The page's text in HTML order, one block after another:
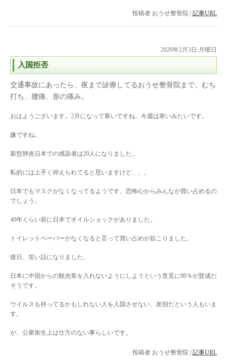
投稿者 おうせ整骨院 | 記事URL
2020年2月3日 月曜日
入国拒否
交通事故にあったら、夜まで診療してるおうせ整骨院まで。むち
打ち、腰痛、形の痛み。
おはようございます。2月になって寒いですね。今週は寒いみたいです。
嫌ですね。
新型肺炎日本での感染者は20人になりました。
私的には上手く抑えられてると思いますけど、、。
日本でもマスクがなくなってるようです。恐怖心からみんなが買い占めるの
でしょう。
40年くらい前に日本でオイルショックがありました。
トイレットペーパーがなくなると言って買い占めが起こりました。
後日、笑い話になりました。
日本に中国からの観光客を入れないようにしようという意見に80％が賛成だ
そうです。
ウイルスも持ってるかもしれない人を入国させない、差別だという人もいま
す。
が、公衆衛生上は仕方のない事らしいです。
投稿者 おうせ整骨院 | 記事URL